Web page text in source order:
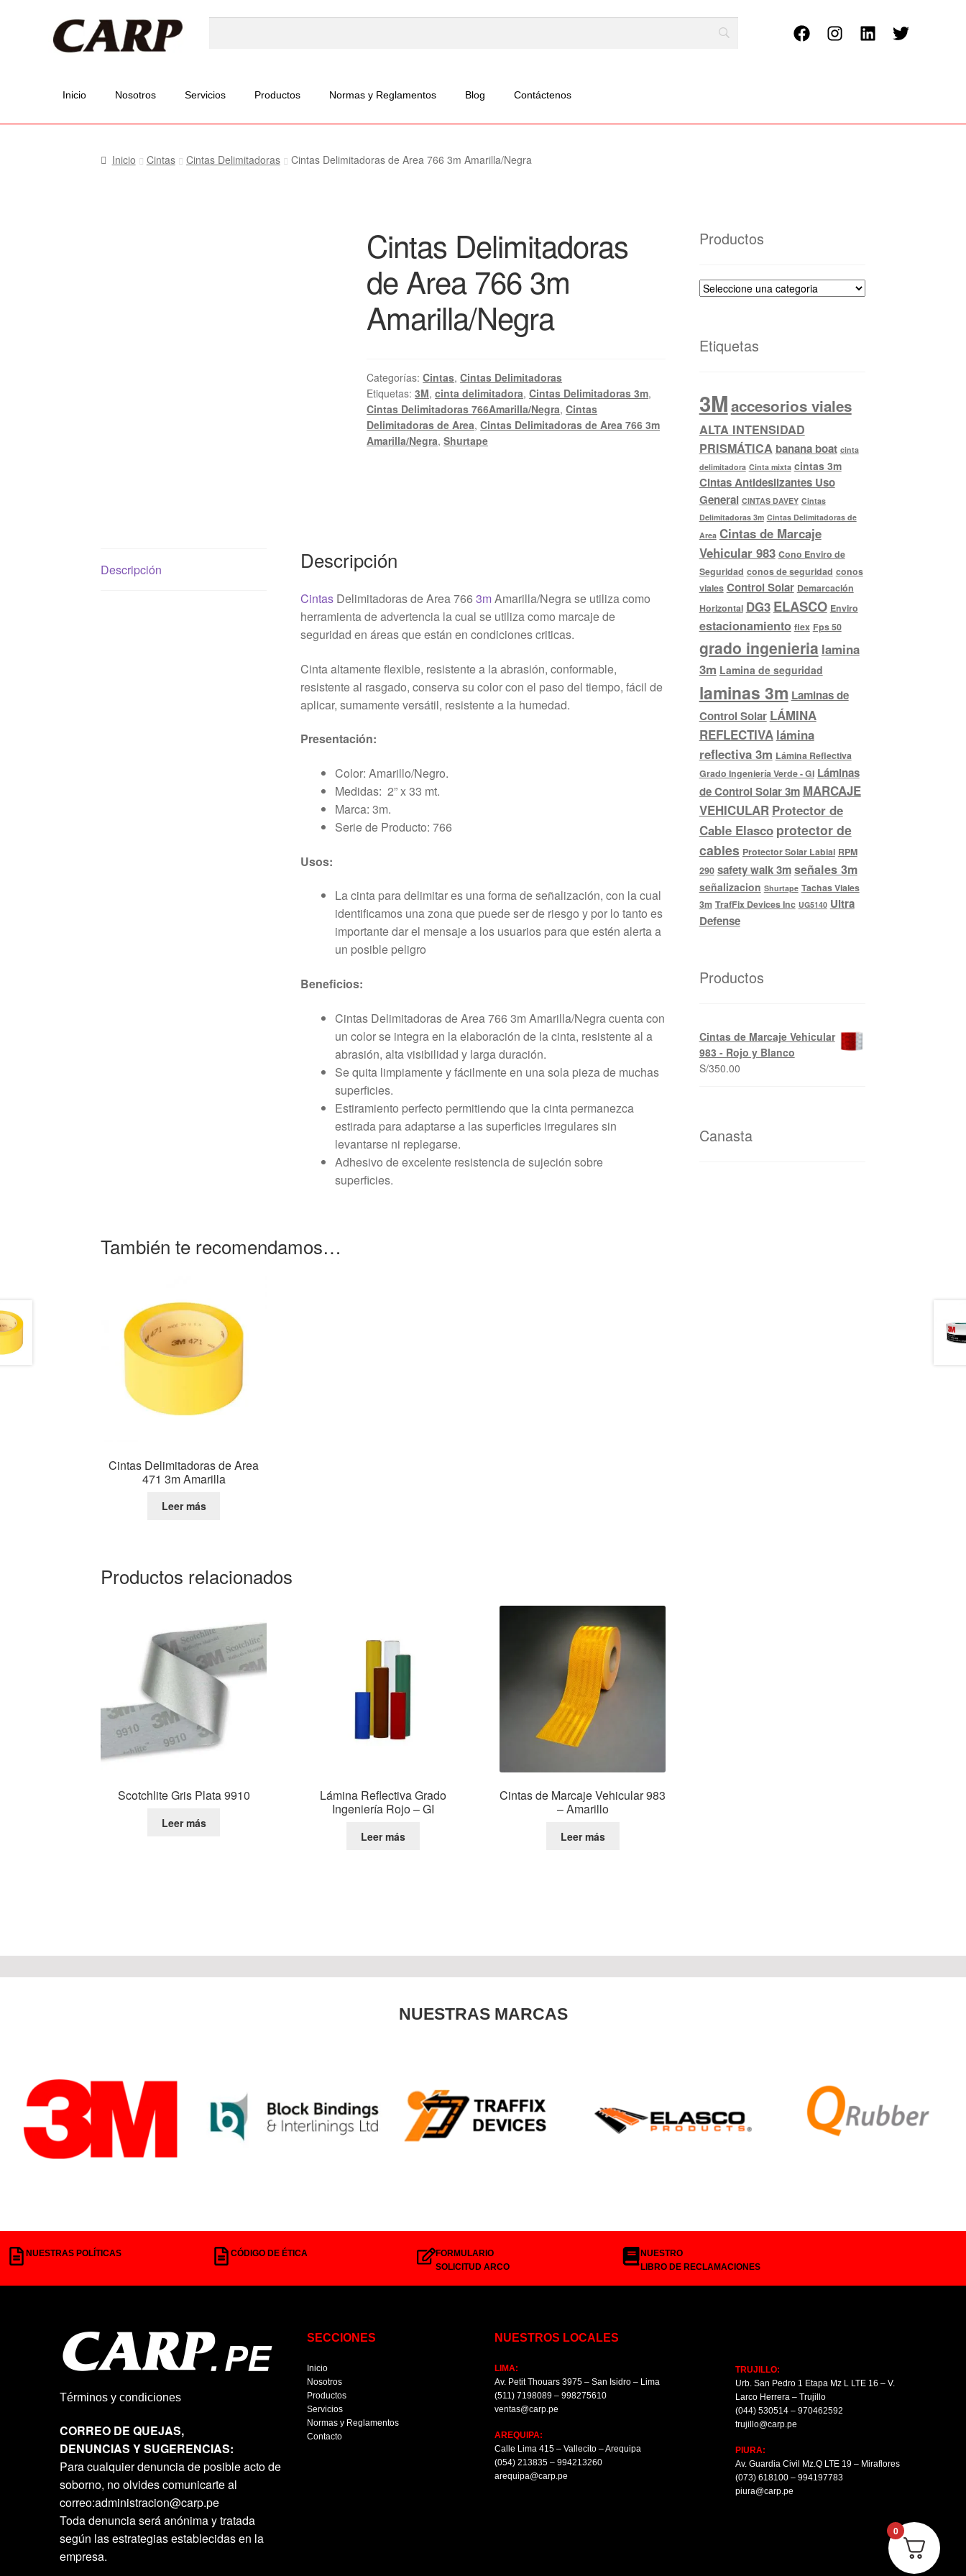
Inicio Nosotros Servicios Productos Normas y Reglamentos Blog Contáctenos
Inicio Cintas Cintas Delimitadoras Cintas Delimitadoras de Area 766 3m Amarilla/Negra
Cintas Delimitadoras
de Area 766 3m
Amarilla/Negra
Categorías:Cintas,Cintas Delimitadoras
Etiquetas:3M,cinta delimitadora,Cintas Delimitadoras 3m,
Cintas Delimitadoras 766Amarilla/Negra,Cintas
Delimitadoras de Area,Cintas Delimitadoras de Area 766 3m
Amarilla/Negra,Shurtape
Descripción Descripción
CintasDelimitadoras de Area 766 3mAmarilla/Negra se utiliza como
herramienta de advertencia la cual se utiliza como marcaje de
seguridad en áreas que están en condiciones criticas.
Cinta altamente flexible, resistente a la abrasión, conformable,
resistenteal rasgado, conservasu color con el paso del tiempo, fácil de
aplicar, sumamente versátil, resistente a la humedad.
Presentación:
Color: Amarillo/Negro.
Medidas: 2” x 33 mt.
Marca: 3m.
Serie de Producto: 766
Usos:
La cinta para delimitar es una forma de señalización, con la cual
identificamos una zona que puede ser de riesgo y por lo tanto es
importante dar el mensaje a los usuarios para que estén alerta a
un posible peligro
Beneficios:
Cintas Delimitadoras de Area 766 3m Amarilla/Negra cuenta con
un color se integra en la elaboración de la cinta, resistente al a
abrasión, alta visibilidad y larga duración.
Se quita limpiamente y fácilmente en una sola pieza de muchas
superficies.
Estiramiento perfecto permitiendo que la cinta permanezca
estirada para adaptarse a las superficies irregulares sin
levantarse ni replegarse.
Adhesivo de excelente resistencia de sujeción sobre
superficies.
También te recomendamos…
Cintas Delimitadoras de Area
471 3m Amarilla
Leer más
Productos relacionados
Scotchlite Gris Plata 9910
Leer más
Lámina Reflectiva Grado
Ingeniería Rojo – GI
Leer más
Cintas de Marcaje Vehicular 983
– Amarillo
Leer más
Productos
Etiquetas
3Maccesorios viales
ALTA INTENSIDAD
PRISMÁTICA banana boat cinta
delimitadora Cinta mixta cintas 3m
Cintas Antideslizantes Uso
General CINTAS DAVEY Cintas
Delimitadoras 3m Cintas Delimitadoras de
Area Cintas de Marcaje
Vehicular 983 Cono Enviro de
Seguridad conos de seguridad conos
viales Control Solar Demarcación
Horizontal DG3 ELASCO Enviro
estacionamiento flex Fps 50
grado ingenieria lamina
3m Lamina de seguridad
laminas 3m Laminas de
Control Solar LÁMINA
REFLECTIVA lámina
reflectiva 3m Lámina Reflectiva
Grado Ingeniería Verde - GI Láminas
de Control Solar 3m MARCAJE
VEHICULAR Protector de
Cable Elasco protector de
cables Protector Solar Labial RPM
290 safety walk 3mseñales 3m
señalizacion Shurtape Tachas Viales
3m TrafFix Devices Inc UG5140 Ultra
Defense
Productos
Cintas de Marcaje Vehicular
983 - Rojo y Blanco
S/350.00
Canasta
NUESTRAS MARCAS
NUESTRAS POLÍTICAS CÓDIGO DE ÉTICA
FORMULARIO
SOLICITUD ARCO
NUESTRO
LIBRO DE RECLAMACIONES
Términos y condiciones
CORREO DE QUEJAS,
DENUNCIAS Y SUGERENCIAS:
Para cualquier denuncia de posible acto de
soborno, no olvides comunicarte al
correo:administracion@carp.pe
Toda denuncia será anónima y tratada
según las estrategias establecidas en la
empresa.
SECCIONES
Inicio
Nosotros
Productos
Servicios
Normas y Reglamentos
Contacto
NUESTROS LOCALES
LIMA:
Av. Petit Thouars 3975 – San Isidro – Lima
(511) 7198089 – 998275610
ventas@carp.pe
AREQUIPA:
Calle Lima 415 – Vallecito – Arequipa
(054) 213835 – 994213260
arequipa@carp.pe
TRUJILLO:
Urb. San Pedro 1 Etapa Mz L LTE 16 – V.
Larco Herrera – Trujillo
(044) 530514 – 970462592
trujillo@carp.pe
PIURA:
Av. Guardia Civil Mz.Q LTE 19 – Miraflores
(073) 618100 – 994197783
piura@carp.pe
0